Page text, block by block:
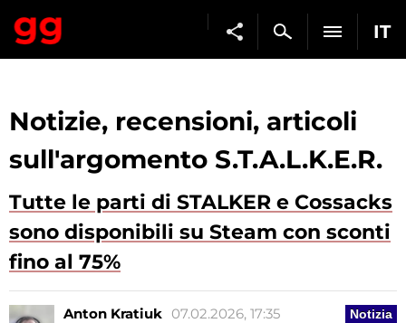
IT
Notizie, recensioni, articoli
sull'argomento S.T.A.L.K.E.R.
Tutte le parti di STALKER e Cossacks
sono disponibili su Steam con sconti
fino al 75%
Notizia
Anton Kratiuk 07.02.2026, 17:35